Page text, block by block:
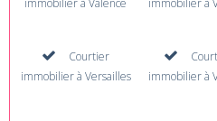
immobilier à Valence
immobilier à
Courtier
immobilier à Versailles
immobilier à